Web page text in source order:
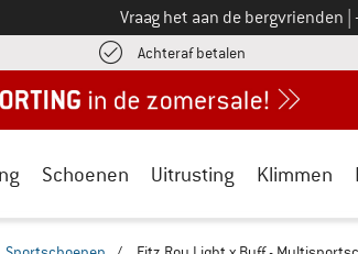
Vraag het aan de bergvrienden
Achteraf betalen vind de
Schoenen Uitrusting Klimmen